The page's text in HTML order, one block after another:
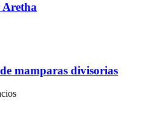
Aretha
mamparas divisorias